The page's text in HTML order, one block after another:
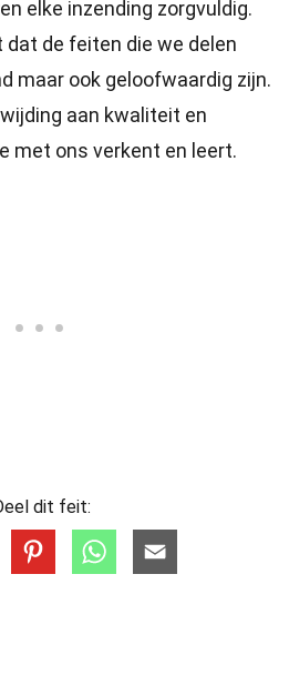
elke inzending zorgvuldig.
de feiten die we delen
maar ook geloofwaardig zijn.
aan kwaliteit en
met ons verkent en leert.
dit feit: